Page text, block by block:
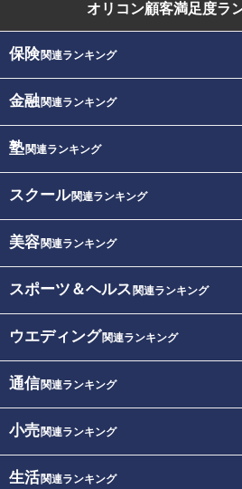
オリコン顧客満足度ラ
保険関連ランキング
金融関連ランキング
塾関連ランキング
スクール関連ランキング
美容関連ランキング
スポーツ＆ヘルス 関連ランキング
ウエディング関連ランキング
通信関連ランキング
小売関連ランキング
生活関連ランキング